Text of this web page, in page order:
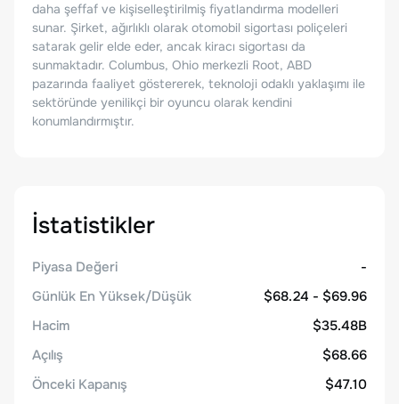
daha şeffaf ve kişiselleştirilmiş fiyatlandırma modelleri
sunar. Şirket, ağırlıklı olarak otomobil sigortası poliçeleri
satarak gelir elde eder, ancak kiracı sigortası da
sunmaktadır. Columbus, Ohio merkezli Root, ABD
pazarında faaliyet göstererek, teknoloji odaklı yaklaşımı ile
sektöründe yenilikçi bir oyuncu olarak kendini
konumlandırmıştır.
İstatistikler
Piyasa Değeri
-
Günlük En Yüksek/Düşük
$68.24 - $69.96
Hacim
$35.48B
Açılış
$68.66
Önceki Kapanış
$47.10